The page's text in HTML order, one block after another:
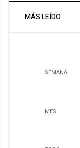
MÁS LEÍDO
SEMANA
MES